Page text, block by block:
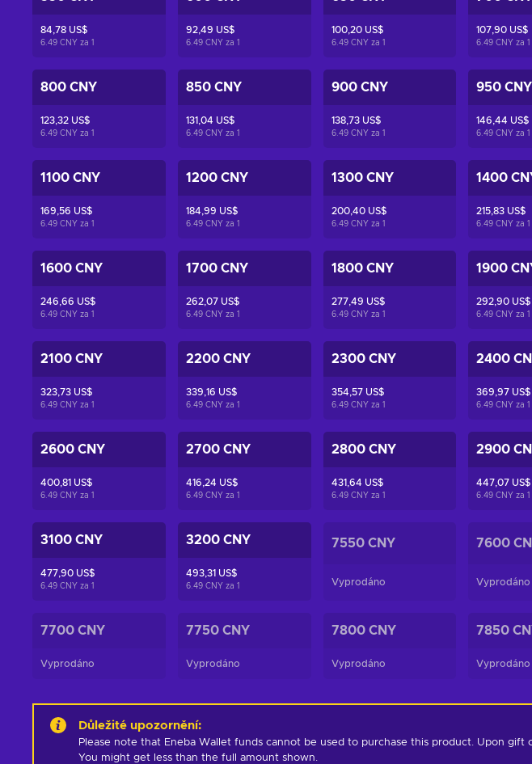
84,78 US$
6.49 CNY za 1
92,49 US$
6.49 CNY za 1
100,20 US$
6.49 CNY za 1
107,90 US$
6.49 CNY za1
800 CNY
123,32 US$
6.49 CNY za 1
850 CNY
131,04 US$
6.49 CNY za 1
900 CNY
138,73 US$
6.49 CNY za 1
950 CNY
146,44 US$
6.49 CNY za1
1100 CNY
169,56 US$
6.49 CNY za 1
1200 CNY
184,99 US$
6.49 CNY za 1
1300 CNY
200,40 US$
6.49 CNY za 1
1400
215,83 US$
6.49 CNY za1
1600 CNY
246,66 US$
6.49 CNY za 1
1700 CNY
262,07 US$
6.49 CNY za 1
1800 CNY
277,49 US$
6.49 CNY za 1
1900
292,90 US$
6.49 CNY za1
2100 CNY
323,73 US$
6.49 CNY za 1
2200 CNY
339,16 US$
6.49 CNY za 1
2300 CNY
354,57 US$
6.49 CNY za 1
2400
369,97 US$
6.49 CNY za1
2600 CNY
400,81 US$
6.49 CNY za 1
2700 CNY
416,24 US$
6.49 CNY za 1
2800 CNY
431,64 US$
6.49 CNY za 1
2900
447,07 US$
6.49 CNY za1
3100 CNY
477,90 US$
6.49 CNY za 1
3200 CNY
493,31 US$
6.49 CNY za 1
7550 CNY
Vyprodáno
7600
Vyprodáno
7700 CNY
Vyprodáno
7750 CNY
Vyprodáno
7800 CNY
Vyprodáno
7850
Vyprodáno
Důležité upozornění:
Please note that Eneba Wallet funds cannot be used to purchase this product. Upon gift
You might get less than the full amount shown.